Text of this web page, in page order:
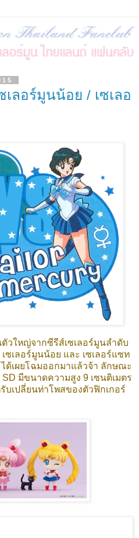
เลอร์มูนน้อย / เซเลอ
หญ่จากซีรีส์เซเลอร์มูนลำดับ
ซเลอร์มูนน้อย และ เซเลอร์แซท
ได้เผยโฉมออกมาแล้วจ้า ลักษณะ
มีขนาดความสูง 9 เซนติเมตร
เปลี่ยนท่าโพสของตัวฟิกเกอร์